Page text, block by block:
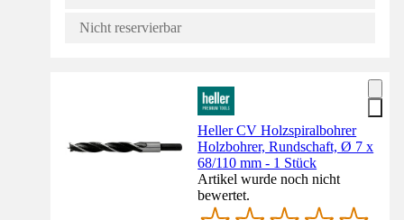
Nicht reservierbar
Heller CV Holzspiralbohrer
Holzbohrer, Rundschaft, Ø 7 x
68/110 mm - 1 Stück
Artikel wurde noch nicht
bewertet.